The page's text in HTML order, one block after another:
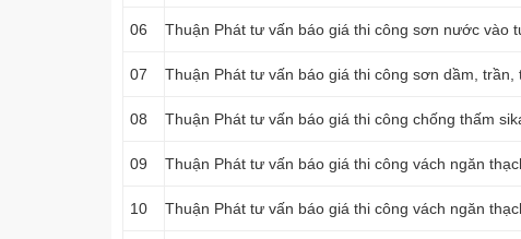
06 Thuận Phát tư vấn báo giá thi công sơn nước vào
07 Thuận Phát tư vấn báo giá thi công sơn dầm, trần,
08 Thuận Phát tư vấn báo giá thi công chống thấm
09 Thuận Phát tư vấn báo giá thi công vách ngăn
10 Thuận Phát tư vấn báo giá thi công vách ngăn